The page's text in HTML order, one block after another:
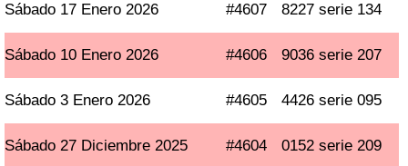
Sábado 17 Enero 2026 #4607 8227 serie 134
Sábado 10 Enero 2026 #4606 9036 serie 207
Sábado 3 Enero 2026 #4605 4426 serie 095
Sábado 27 Diciembre 2025 #4604 0152 serie 209